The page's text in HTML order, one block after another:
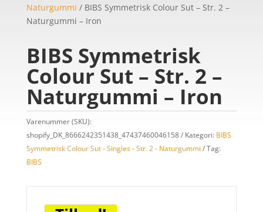
Naturgummi / BIBS Symmetrisk Colour Sut – Str. 2 –
Naturgummi – Iron
BIBS Symmetrisk
Colour Sut – Str. 2 –
Naturgummi – Iron
Varenummer (SKU):
shopify_DK_8666242351438_47437460046158
Kategori: BIBS
Symmetrisk Colour Sut - Singles - Str. 2 - Naturgummi
Tag:
BIBS